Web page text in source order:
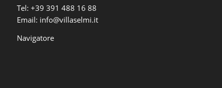
Tel: +39 391 488 16 88
Email: info@villaselmi.it
Navigatore